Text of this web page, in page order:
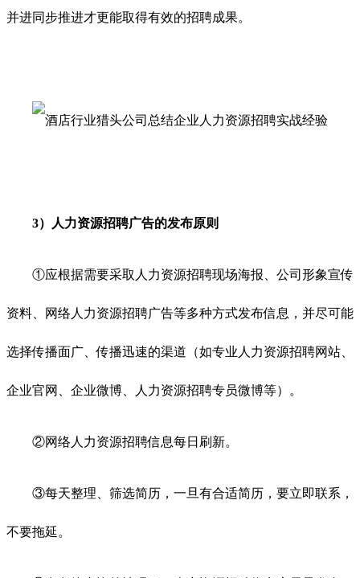
并进同步推进才更能取得有效的招聘成果。
3） 人力资源招聘广告的发布原则
①应根据需要采取人力资源招聘现场海报、公司形象宣传
资料、网络人力资源招聘广告等多种方式发布信息，并尽可能
选择传播面广、传播迅速的渠道（如专业人力资源招聘网站、
企业官网、企业微博、人力资源招聘专员微博等）。
②网络人力资源招聘信息每日刷新。
③每天整理、筛选简历，一旦有合适简历，要立即联系，
不要拖延。